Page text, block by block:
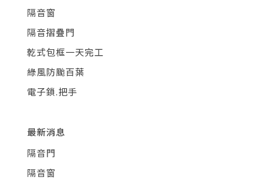
隔音窗
隔音摺疊門
乾式包框一天完工
綠風防颱百葉
電子鎖.把手
最新消息
隔音門
隔音窗